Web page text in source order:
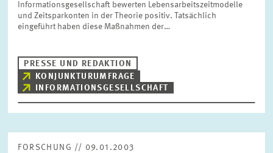
Informationsgesellschaft bewerten Lebensarbeitszeitmodelle
und Zeitsparkonten in der Theorie positiv. Tatsächlich
eingeführt haben diese Maßnahmen der…
PRESSE UND REDAKTION
KONJUNKTURUMFRAGE
INFORMATIONSGESELLSCHAFT
FORSCHUNG // 09.01.2003